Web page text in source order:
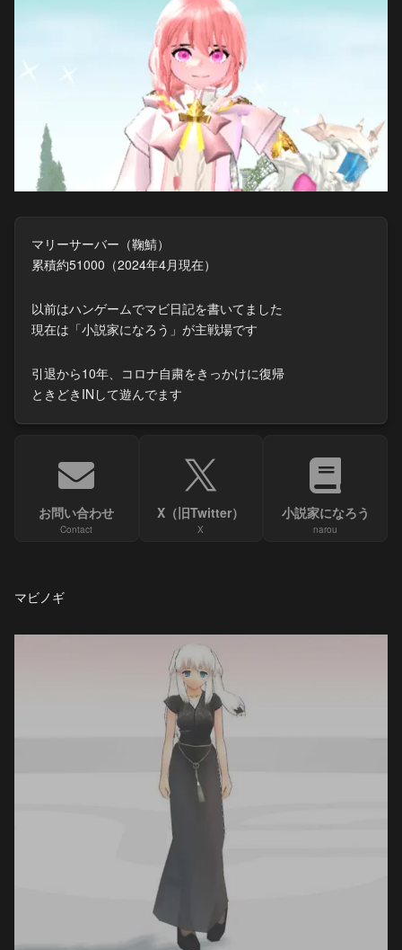
マリーサーバー（鞠鯖）
累積約51000（2024年4月現在）
以前はハンゲームでマビ日記を書いてました
現在は「小説家になろう」が主戦場です
引退から10年、コロナ自粛をきっかけに復帰
ときどきINして遊んでます
お問い合わせ
Contact
X（旧Twitter）
X
小説家になろう
narou
マビノギ